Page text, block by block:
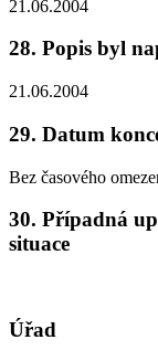
21.06.2004
28. Popis byl
21.06.2004
29. Datum
Bez časového
30. Případná
situace
Úřad